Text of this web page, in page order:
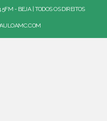
- BEJA | TODOS OS DIREITOS